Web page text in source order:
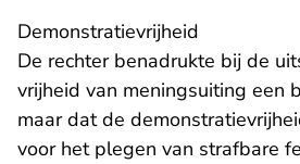
Demonstratievrijheid
De rechter benadrukte bij de
vrijheid van meningsuiting een
maar dat de
voor het plegen van strafbare